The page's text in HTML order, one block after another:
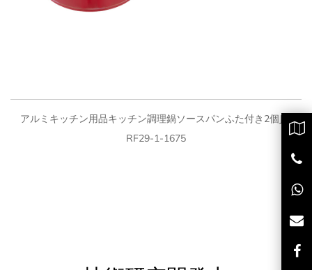
クイックビュー
アルミキッチン用品キッチン調理鍋ソースパンふた付き2個JY-
RF29-1-1675